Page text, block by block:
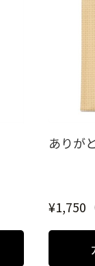
ありが
¥1,750